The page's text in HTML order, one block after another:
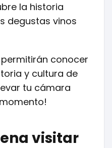
la historia
degustas vinos
conocer
y cultura de
tu cámara
visitar